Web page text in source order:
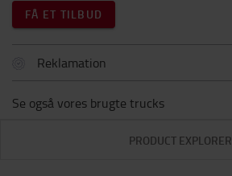
FÅ ET TILBUD
Reklamation
Se også vores brugte trucks
PRODUCT EXPLORER